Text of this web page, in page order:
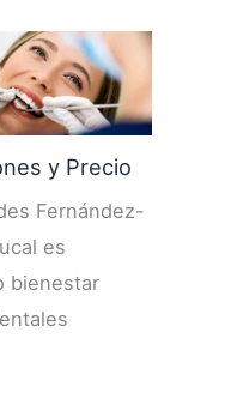
y Precio
Fernández-
es
bienestar